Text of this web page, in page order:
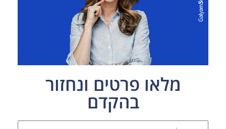
מלאו פרטים ונחזור
בהקדם